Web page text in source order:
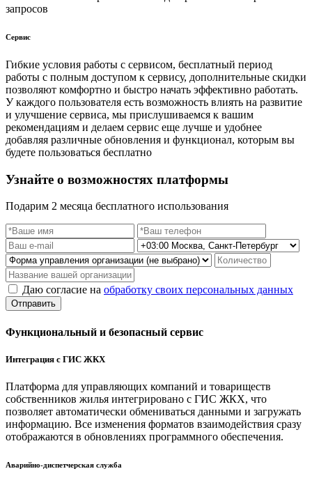
запросов
Сервис
Гибкие условия работы с сервисом, бесплатный период
работы с полным доступом к сервису, дополнительные скидки
позволяют комфортно и быстро начать эффективно работать.
У каждого пользователя есть возможность влиять на развитие
и улучшение сервиса, мы прислушиваемся к вашим
рекомендациям и делаем сервис еще лучше и удобнее
добавляя различные обновления и функционал, которым вы
будете пользоваться бесплатно
Узнайте о возможностях платформы
Подарим 2 месяца бесплатного использования
Даю согласие на обработку своих персональных данных
Отправить
Функциональный и безопасный сервис
Интеграция с ГИС ЖКХ
Платформа для управляющих компаний и товариществ
собственников жилья интегрировано с ГИС ЖКХ, что
позволяет автоматически обмениваться данными и загружать
информацию. Все изменения форматов взаимодействия сразу
отображаются в обновлениях программного обеспечения.
Аварийно-диспетчерская служба